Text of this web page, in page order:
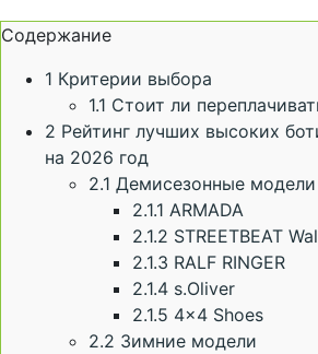
Содержание
1 Критерии выбора
1.1 Стоит ли
2 Рейтинг лучших высоких
на 2026 год
2.1 Демисезонные модели
2.1.1 ARMADA
2.1.2 STREETBEAT
2.1.3 RALF RINGER
2.1.4 s.Oliver
2.1.5 4×4 Shoes
2.2 Зимние модели